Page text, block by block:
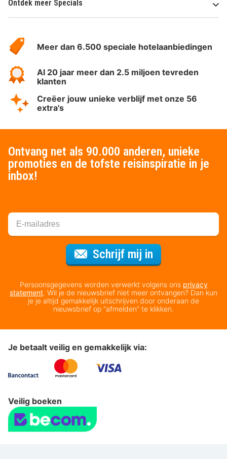
Ontdek meer Specials
HotelSpecials
Meer dan 6.500 speciale hotelaanbiedingen
Al 20 jaar meer dan 2.5 miljoen tevreden
klanten
Creëer jouw unieke verblijf met onze 56
extra's
Ontvang net als 90.000 anderen, unieke
promoties en de tofste reisinspiratie in je
inbox!
Schrijf mij in
Persoonsgegevens worden verwerkt volgens ons privacy
statement. Wil je de nieuwsbrief niet meer ontvangen? Dan kun
je je altijd gemakkelijk uitschrijven door onderaan de
nieuwsbrief op “afmelden” te klikken.
Je betaalt veilig en gemakkelijk via:
Veilig boeken